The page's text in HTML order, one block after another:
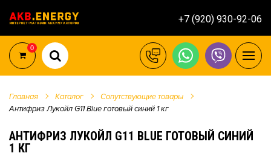
+7 (920) 930-92-06
0
Главная Каталог
Сопутствующие товары
Антифриз Лукойл G11 Blue готовый синий 1 кг
АНТИФРИЗ ЛУКОЙЛ G11 BLUE ГОТОВЫЙ СИНИЙ
1 КГ